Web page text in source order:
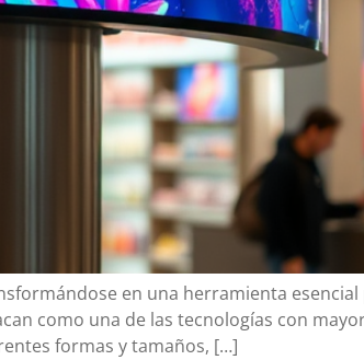
en una herramienta
como una de las tecnologías con
formas y tamaños, […]